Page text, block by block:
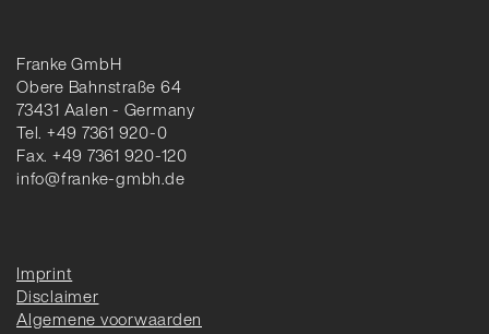
Franke GmbH
Obere Bahnstraße 64
73431 Aalen - Germany
Tel. +49 7361 920-0
Fax. +49 7361 920-120
info@franke-gmbh.de
Imprint
Disclaimer
Algemene voorwaarden